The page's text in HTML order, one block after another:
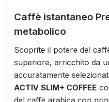
Caffè istantaneo
metabolico
Scoprite il potere del
superiore, arricchito da
accuratamente
ACTIV SLIM+ COFFEE
del caffè arabica con